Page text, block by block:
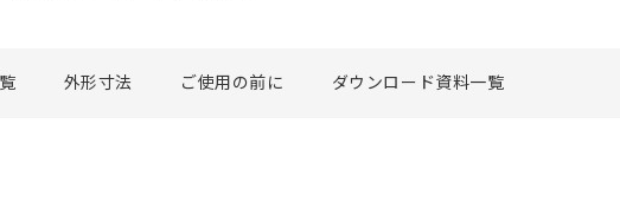
外形寸法 ご使用の前に ダウンロード資料一覧